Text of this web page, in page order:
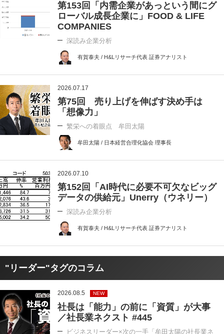
第153回「内需企業があっという間にグ
ローバル成長企業に」FOOD & LIFE
COMPANIES
深読み企業分析
有賀泰夫 / H&Lリサーチ代表 証券アナリスト
2026.07.17
第75回 売り上げを伸ばす決め手は
「想像力」
繁栄への着眼点 牟田太陽
牟田太陽 / 日本経営合理化協会 理事長
2026.07.10
第152回「AI時代に必要不可欠なビッグ
データの供給元」Unerry（ウネリー）
深読み企業分析
有賀泰夫 / H&Lリサーチ代表 証券アナリスト
"リーダー"タグのコラム
2026.08.5 NEW
社長は「能力」の前に「資質」が大事
／社長業ネクスト #445
ビジネスリーダー×次の一手「牟田太陽の社長業ネ